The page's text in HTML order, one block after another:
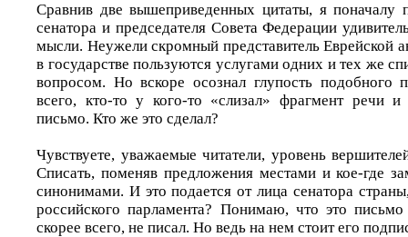
Сравнив две вышеприведенных цитаты, я поначалу
сенатора и председателя Совета Федерации
мысли. Неужели скромный представитель Еврейской
в государстве пользуются услугами одних и тех же
вопросом. Но вскоре осознал глупость подобного
всего, кто-то у кого-то «слизал» фрагмент речи и
письмо. Кто же это сделал?
Чувствуете, уважаемые читатели, уровень
Списать, поменяв предложения местами и кое-где
синонимами. И это подается от лица сенатора
российского парламента? Понимаю, что это
скорее всего, не писал. Но ведь на нем стоит его